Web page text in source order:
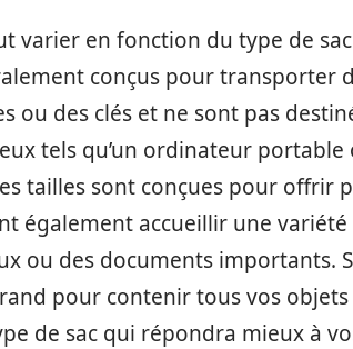
varier en fonction du type de
conçus pour transporter
ou des clés et ne sont pas
tels qu’un ordinateur portable
tailles sont conçues pour offrir
également accueillir une variété
ou des documents importants.
pour contenir tous vos
de sac qui répondra mieux à